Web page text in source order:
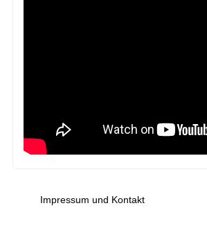
Impressum und Kontakt